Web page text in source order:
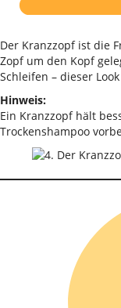
Der Kranzzopf ist die
Zopf um den Kopf
Schleifen – dieser
Hinweis:
Ein Kranzzopf hält
Trockenshampoo